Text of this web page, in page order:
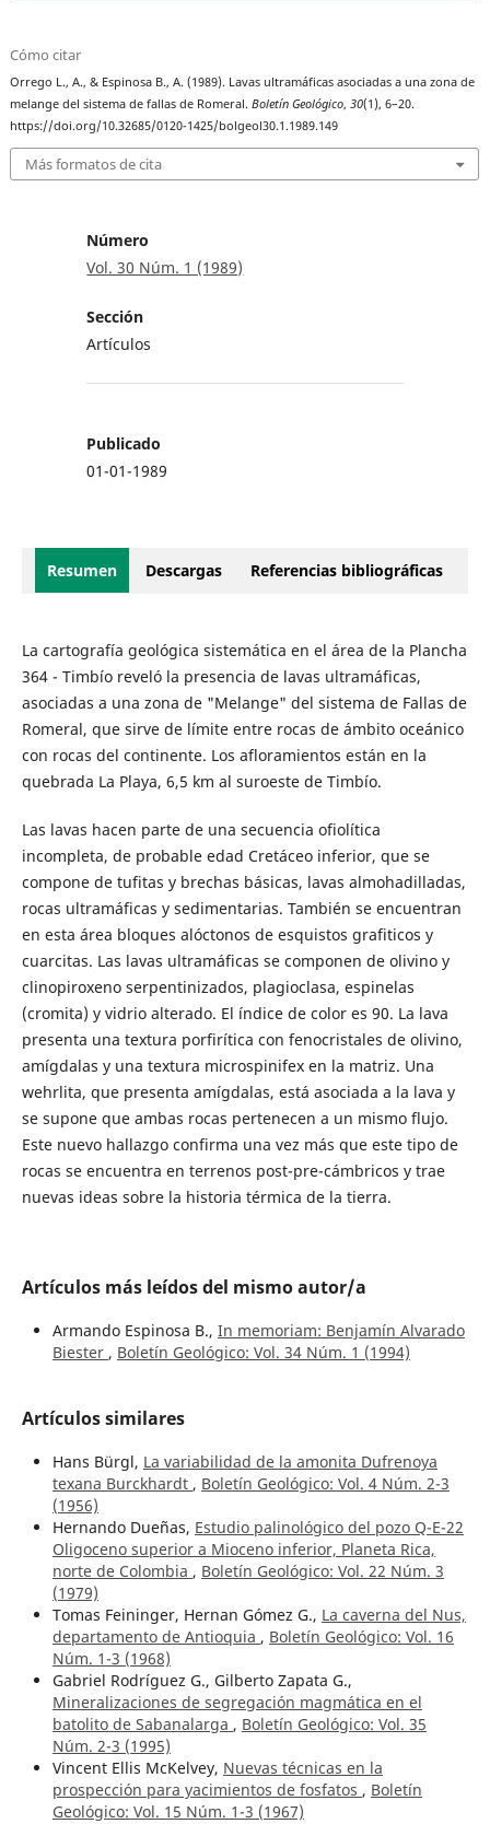
Cómo citar
Orrego L., A., & Espinosa B., A. (1989). Lavas ultramáficas asociadas a una zona de
melange del sistema de fallas de Romeral.Boletín Geológico,30(1), 6–20.
https://doi.org/10.32685/0120-1425/bolgeol30.1.1989.149
Más formatos de cita
Número
Vol. 30 Núm. 1 (1989)
Sección
Artículos
Publicado
01-01-1989
Resumen Descargas Referencias bibliográficas
La cartografía geológica sistemática en el área de la Plancha
364 - Timbío reveló la presencia de lavas ultramáficas,
asociadas a una zona de "Melange" del sistema de Fallas de
Romeral, que sirve de límite entre rocas de ámbito oceánico
con rocas del continente. Los afloramientos están en la
quebrada La Playa, 6,5 km al suroeste de Timbío.
Las lavas hacen parte de una secuencia ofiolítica
incompleta, de probable edad Cretáceo inferior, que se
compone de tufitas y brechas básicas, lavas almohadilladas,
rocas ultramáficas y sedimentarias. También se encuentran
en esta área bloques alóctonos de esquistos grafiticos y
cuarcitas. Las lavas ultramáficas se componen de olivino y
clinopiroxeno serpentinizados, plagioclasa, espinelas
(cromita) y vidrio alterado. El índice de color es 90. La lava
presenta una textura porfirítica con fenocristales de olivino,
amígdalas y una textura microspinifex en la matriz. Una
wehrlita, que presenta amígdalas, está asociada a la lava y
se supone que ambas rocas pertenecen a un mismo flujo.
Este nuevo hallazgo confirma una vez más que este tipo de
rocas se encuentra en terrenos post-pre-cámbricos y trae
nuevas ideas sobre la historia térmica de la tierra.
Artículos más leídos del mismo autor/a
Armando Espinosa B., In memoriam: Benjamín Alvarado
Biester , Boletín Geológico: Vol. 34 Núm. 1 (1994)
Artículos similares
Hans Bürgl, La variabilidad de la amonita Dufrenoya
texana Burckhardt , Boletín Geológico: Vol. 4 Núm. 2-3
(1956)
Hernando Dueñas, Estudio palinológico del pozo Q-E-22
Oligoceno superior a Mioceno inferior, Planeta Rica,
norte de Colombia , Boletín Geológico: Vol. 22 Núm. 3
(1979)
Tomas Feininger, Hernan Gómez G., La caverna del Nus,
departamento de Antioquia , Boletín Geológico: Vol. 16
Núm. 1-3 (1968)
Gabriel Rodríguez G., Gilberto Zapata G.,
Mineralizaciones de segregación magmática en el
batolito de Sabanalarga , Boletín Geológico: Vol. 35
Núm. 2-3 (1995)
Vincent Ellis McKelvey, Nuevas técnicas en la
prospección para yacimientos de fosfatos , Boletín
Geológico: Vol. 15 Núm. 1-3 (1967)